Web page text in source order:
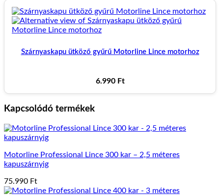
Szárnyaskapu ütköző gyűrű Motorline Lince motorhoz
6.990 Ft
Kapcsolódó termékek
Motorline Professional Lince 300 kar – 2,5 méteres
kapuszárnyig
75.990 Ft